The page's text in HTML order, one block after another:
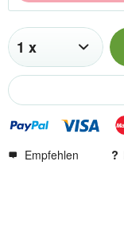
Empfehlen